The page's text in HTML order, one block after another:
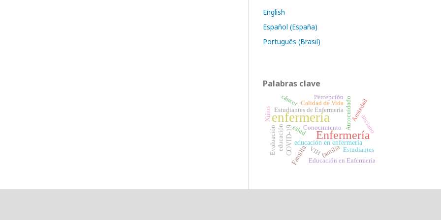
English
Español (España)
Português (Brasil)
Palabras clave
enfermería
Enfermería
educación en enfermería
COVID-19Familia familia
Autocuidado
Educación en Enfermería
Ansiedad
Conocimiento
Estudiantes
Estudiantes de Enfermería
salud
Calidad de Vida
Percepción
educación VIH
anciano
Evaluación
cáncer
Niños